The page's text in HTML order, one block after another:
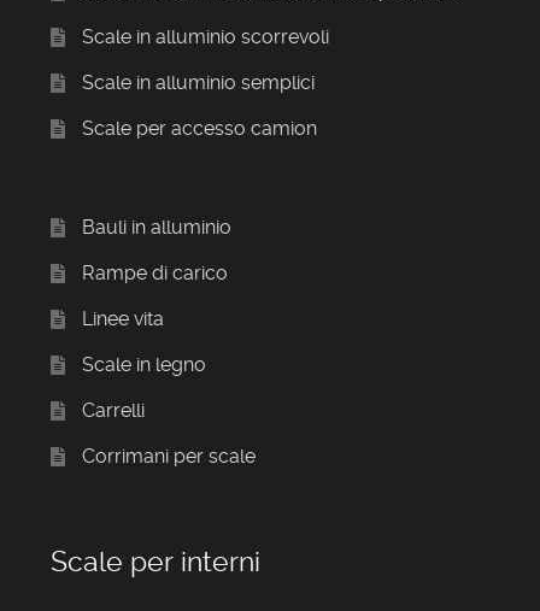
Scale in alluminio scorrevoli
Scale in alluminio semplici
Scale per accesso camion
Bauli in alluminio
Rampe di carico
Linee vita
Scale in legno
Carrelli
Corrimani per scale
Scale per interni